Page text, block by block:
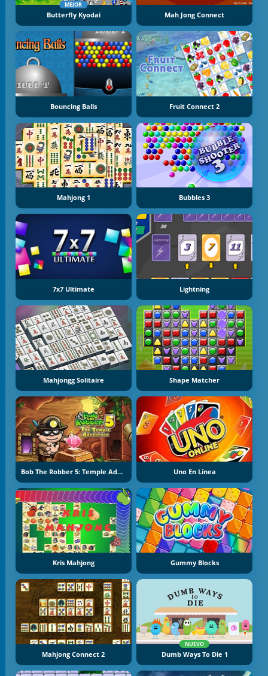
MEJOR
Butterfly Kyodai Mah Jong Connect
Bouncing Balls Fruit Connect 2
Mahjong 1 Bubbles 3
7x7 Ultimate Lightning
Mahjongg Solitaire Shape Matcher
Bob The Robber 5: Temple Adventure Uno En Línea
Kris Mahjong Gummy Blocks
Mahjong Connect 2
NUEVO
Dumb Ways To Die 1